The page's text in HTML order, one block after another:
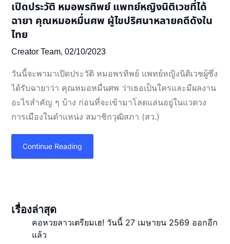
เปิดประวัติ หมอพรทิพย์ แพทย์หญิงนิติเวชที่ได้
ฉายา คุณหมอหมื่นศพ ผู้ไขปริศนาหลายคดีดังใน
ไทย
Creator Team,02/10/2023
วันนี้จะพามาเปิดประวัติ หมอพรทิพย์ แพทย์หญิงนิติเวชผู้ซึ่ง
ได้รับฉายาว่า คุณหมอหมื่นศพ ว่าเธอเป็นใครและมีผลงาน
อะไรสำคัญ ๆ บ้าง ก่อนที่จะเข้ามาโลดแล่นอยู่ในแวดวง
การเมืองในตำแหน่ง สมาชิกวุฒิสภา (สว.)
Continue Reading
เรื่องล่าสุด
คอหวยลาวเตรียมเฮ! วันนี้ 27 เมษายน 2569 ออกอีก
แล้ว